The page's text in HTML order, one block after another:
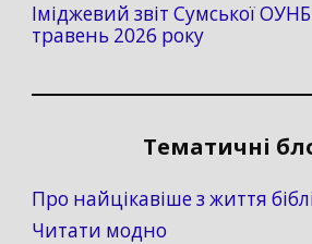
Іміджевий звіт Сумської
травень 2026 року
Тематичні
Про найцікавіше з життя
Читати модно